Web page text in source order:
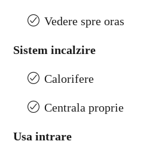
Vedere spre oras
Sistem incalzire
Calorifere
Centrala proprie
Usa intrare